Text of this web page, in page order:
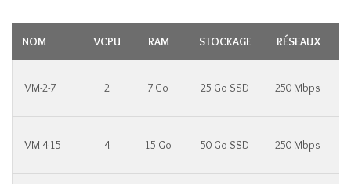
NOM VCPU RAM STOCKAGE RÉSEAUX
VM-2-7 2 7 Go 25 Go SSD 250 Mbps
VM-4-15 4 15 Go 50 Go SSD 250 Mbps